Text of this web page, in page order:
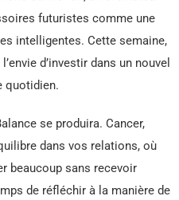
futuristes comme une
intelligentes. Cette semaine,
d’investir dans un nouvel
quotidien.
se produira. Cancer,
dans vos relations, où
beaucoup sans recevoir
de réfléchir à la manière de